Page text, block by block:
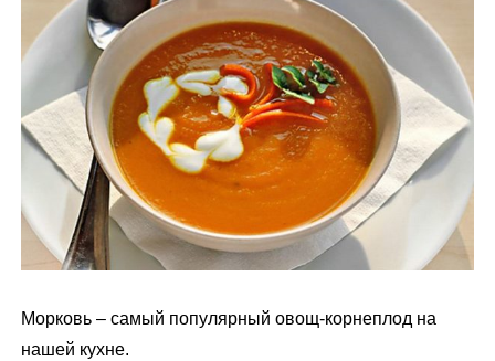
Морковь – самый популярный овощ-корнеплод на
нашей кухне.